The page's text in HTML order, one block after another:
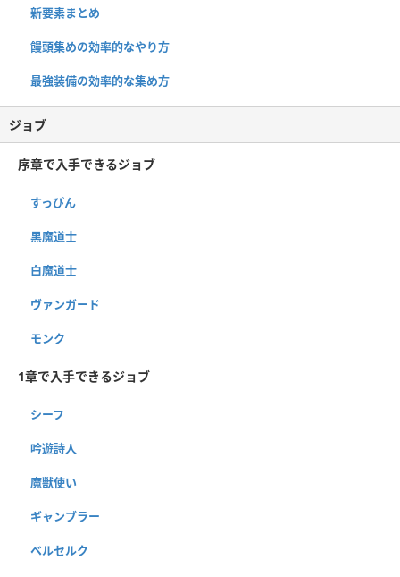
新要素まとめ
饅頭集めの効率的なやり方
最強装備の効率的な集め方
ジョブ
序章で入手できるジョブ
すっぴん
黒魔道士
白魔道士
ヴァンガード
モンク
1章で入手できるジョブ
シーフ
吟遊詩人
魔獣使い
ギャンブラー
ベルセルク